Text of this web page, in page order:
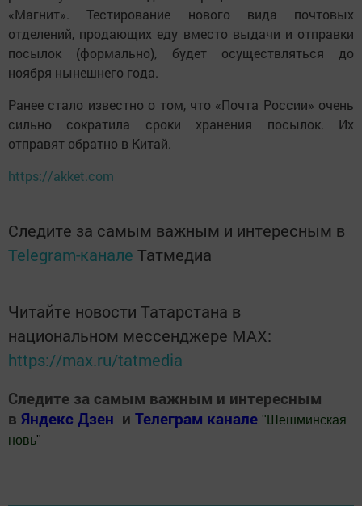
«Магнит». Тестирование нового вида почтовых
отделений, продающих еду вместо выдачи и отправки
посылок (формально), будет осуществляться до
ноября нынешнего года.
Ранее стало известно о том, что «Почта России» очень
сильно сократила сроки хранения посылок. Их
отправят обратно в Китай.
https://akket.com
Следите за самым важным и интересным в
Telegram-канале Татмедиа
Читайте новости Татарстана в
национальном мессенджере MАХ:
https://max.ru/tatmedia
Следите за самым важным и интересным
в Яндекс Дзен и Телеграм канале " Шешминская
новь"